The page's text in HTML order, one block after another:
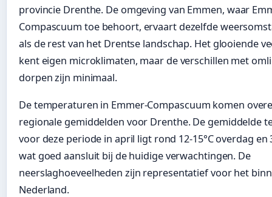
provincie Drenthe. De omgeving van Emmen, waar
Compascuum toe behoort, ervaart dezelfde
als de rest van het Drentse landschap. Het glooiende
kent eigen microklimaten, maar de verschillen met
dorpen zijn minimaal.
De temperaturen in Emmer-Compascuum komen
regionale gemiddelden voor Drenthe. De gemiddelde
voor deze periode in april ligt rond 12-15°C overdag en
wat goed aansluit bij de huidige verwachtingen. De
neerslaghoeveelheden zijn representatief voor het
Nederland.